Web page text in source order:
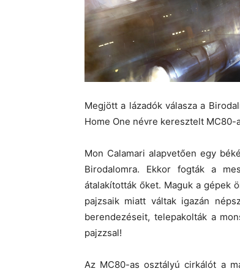
Megjött a lázadók válasza a
Home One névre keresztelt MC80-
Mon Calamari alapvetően egy
Birodalomra. Ekkor fogták a
átalakították őket. Maguk a gépek
pajzsaik miatt váltak igazán
berendezéseit, telepakolták a
pajzzsal!
Az MC80-as osztályú cirkálót a